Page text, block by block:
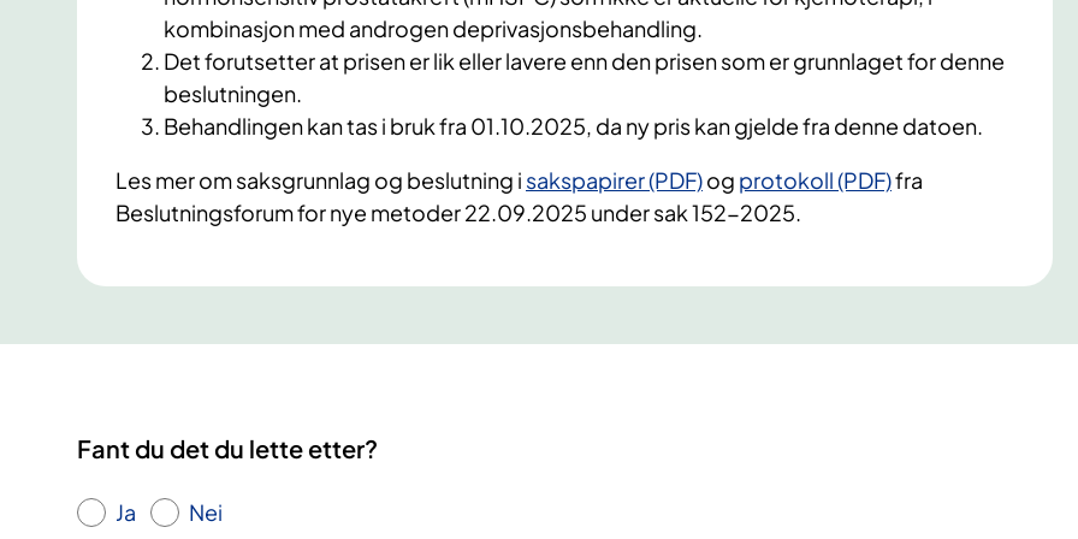
kombinasjon med androgen deprivasjonsbehandling.
Det forutsetter at prisen er lik eller lavere enn den prisen som er grunnlaget for denne
beslutningen.
Behandlingen kan tas i bruk fra 01.10.2025, da ny pris kan gjelde fra denne datoen.
Les mer om saksgrunnlag og beslutning i sakspapirer (PDF)og protokoll (PDF)fra
Beslutningsforum for nye metoder 22.09.2025 under sak 152-2025.
Fant du det du lette etter?
Ja Nei